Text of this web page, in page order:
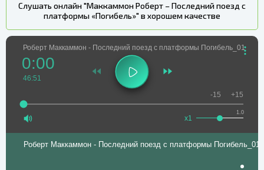
Слушать онлайн "Маккаммон Роберт – Последний поезд с
платформы «Погибель»" в хорошем качестве
Роберт Маккаммон - Последний поезд с платформы Погибель_01
0:00
46:51
1.0
x1
-15 +15
Роберт Маккаммон - Последний поезд с платформы Погибель_01